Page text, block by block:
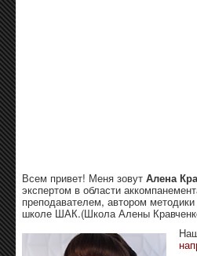
Всем привет! Меня зовут Алена
экспертом в области
преподавателем, автором
школе ШАК.(Школа Алены